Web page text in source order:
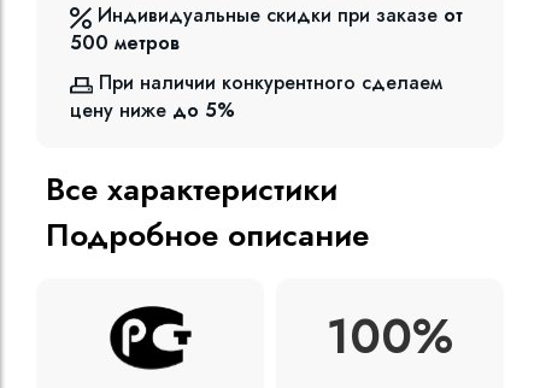
Индивидуальные скидки при заказе от
500 метров
При наличии конкурентного сделаем
цену ниже до 5%
Все характеристики
Подробное описание
100%